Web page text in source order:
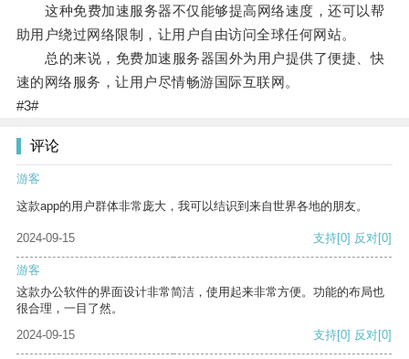
这种免费加速服务器不仅能够提高网络速度，还可以帮
助用户绕过网络限制，让用户自由访问全球任何网站。
总的来说，免费加速服务器国外为用户提供了便捷、快
速的网络服务，让用户尽情畅游国际互联网。
#3#
评论
游客
这款app的用户群体非常庞大，我可以结识到来自世界各地的朋友。
2024-09-15 支持[0] 反对[0]
游客
这款办公软件的界面设计非常简洁，使用起来非常方便。功能的布局也
很合理，一目了然。
2024-09-15
支持[0] 反对[0]